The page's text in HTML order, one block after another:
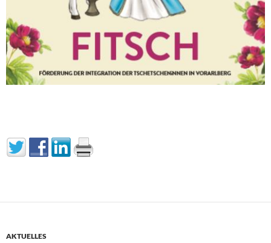
AKTUELLES